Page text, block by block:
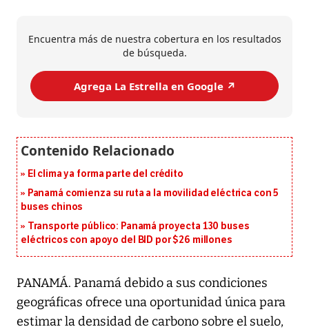
Encuentra más de nuestra cobertura en los resultados
de búsqueda.
Agrega La Estrella en Google ↗️
El clima ya forma parte del crédito
Panamá comienza su ruta a la movilidad eléctrica con 5
buses chinos
Transporte público: Panamá proyecta 130 buses
eléctricos con apoyo del BID por $26 millones
PANAMÁ. Panamá debido a sus condiciones
geográficas ofrece una oportunidad única para
estimar la densidad de carbono sobre el suelo,